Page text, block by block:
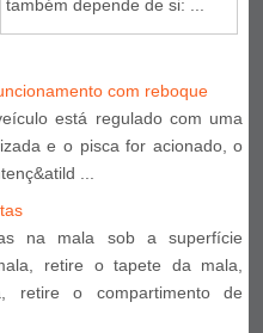
também depende de si: ...
com reboque
está regulado com uma
e o pisca for acionado, o
...
na mala sob a superfície
retire o tapete da mala,
retire o compartimento de